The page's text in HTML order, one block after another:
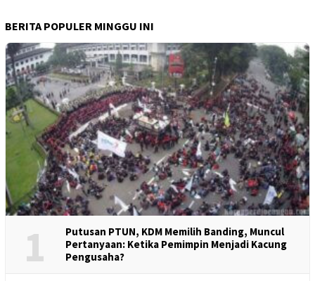
BERITA POPULER MINGGU INI
1
Putusan PTUN, KDM Memilih Banding, Muncul
Pertanyaan: Ketika Pemimpin Menjadi Kacung
Pengusaha?